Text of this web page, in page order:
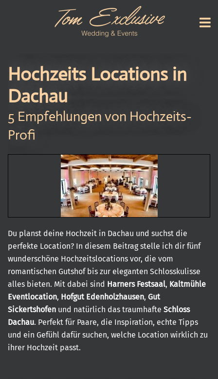
Hochzeits Locations in
Dachau
5 Empfehlungen von Hochzeits-
Profi
Du planst deine Hochzeit in Dachau und suchst die
perfekte Location? In diesem Beitrag stelle ich dir fünf
wunderschöne Hochzeitslocations vor, die vom
romantischen Gutshof bis zur eleganten Schlosskulisse
alles bieten. Mit dabei sind Harners Festsaal, Kaltmühle
Eventlocation, Hofgut Edenholzhausen, Gut
Sickertshofen und natürlich das traumhafte Schloss
Dachau. Perfekt für Paare, die Inspiration, echte Tipps
und ein Gefühl dafür suchen, welche Location wirklich zu
ihrer Hochzeit passt.